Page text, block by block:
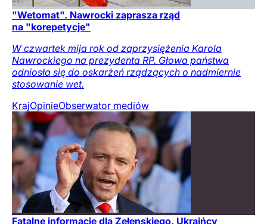
"Wetomat". Nawrocki zaprasza rząd
na "korepetycje"
W czwartek mija rok od zaprzysiężenia Karola
Nawrockiego na prezydenta RP. Głowa państwa
odniosła się do oskarżeń rządzących o nadmiernie
stosowanie wet.
KrajOpinieObserwator mediów
Fatalne informacje dla Zełenskiego. Ukraińcy